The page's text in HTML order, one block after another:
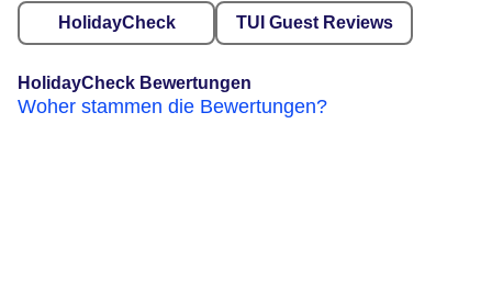
HolidayCheck TUI Guest Reviews
HolidayCheck Bewertungen
Woher stammen die Bewertungen?